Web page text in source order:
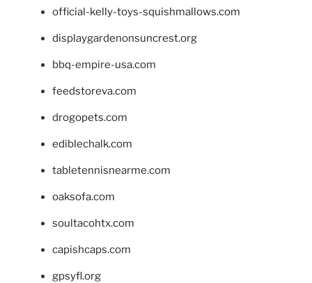
official-kelly-toys-squishmallows.com
displaygardenonsuncrest.org
bbq-empire-usa.com
feedstoreva.com
drogopets.com
ediblechalk.com
tabletennisnearme.com
oaksofa.com
soultacohtx.com
capishcaps.com
gpsyfl.org